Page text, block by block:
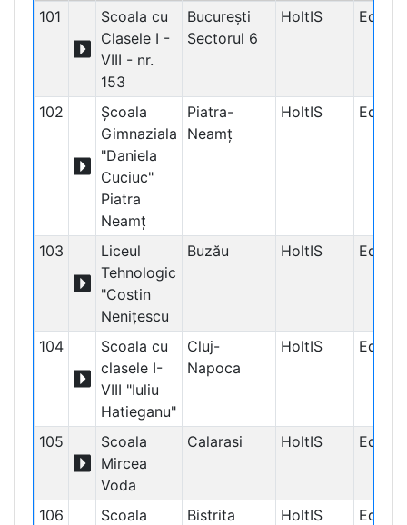
101
Scoala cu
Clasele I -
VIII - nr.
153
Bucureşti
Sectorul 6
HoltIS
102
Școala
Gimnaziala
"Daniela
Cuciuc"
Piatra
Neamț
Piatra-
Neamţ
HoltIS
103
Liceul
Tehnologic
"Costin
Neniţescu
Buzău HoltIS
104
Scoala cu
clasele I-
VIII "Iuliu
Hatieganu"
Cluj-
Napoca
HoltIS
105
Scoala
Mircea
Voda
Calarasi HoltIS
106
Scoala
Bistrita HoltIS